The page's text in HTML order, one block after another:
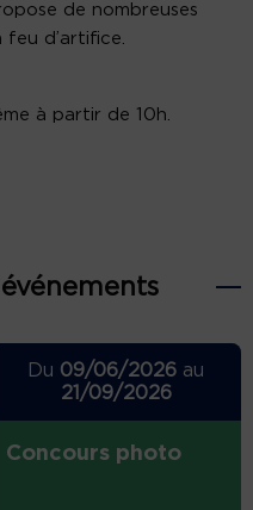
de nombreuses
d’artifice.
à partir de 10h.
Du 09/06/2026 au
21/09/2026
Concours photo